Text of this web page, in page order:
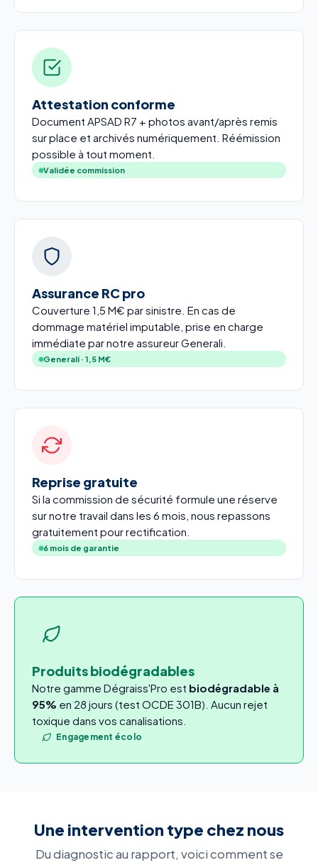
Attestation conforme
Document APSAD R7 + photos avant/après remis
sur place et archivés numériquement. Réémission
possible à tout moment.
Validée commission
Assurance RC pro
Couverture 1,5 M€ par sinistre. En cas de
dommage matériel imputable, prise en charge
immédiate par notre assureur Generali.
Generali · 1,5 M€
Reprise gratuite
Si la commission de sécurité formule une réserve
sur notre travail dans les 6 mois, nous repassons
gratuitement pour rectification.
6 mois de garantie
Produits biodégradables
Notre gamme Dégraiss'Pro est biodégradable à
95% en 28 jours (test OCDE 301B). Aucun rejet
toxique dans vos canalisations.
Engagement écolo
Une intervention type chez nous
Du diagnostic au rapport, voici comment se